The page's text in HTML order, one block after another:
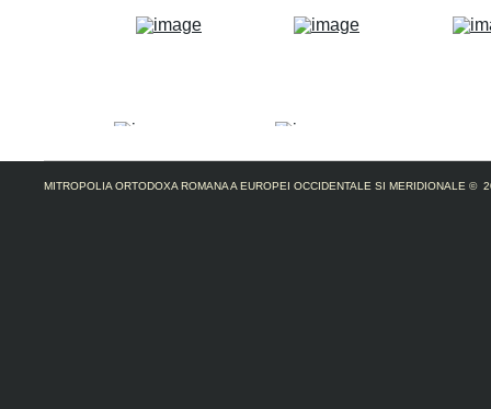
MITROPOLIA ORTODOXA ROMANA A EUROPEI OCCIDENTALE SI MERIDIONALE ©